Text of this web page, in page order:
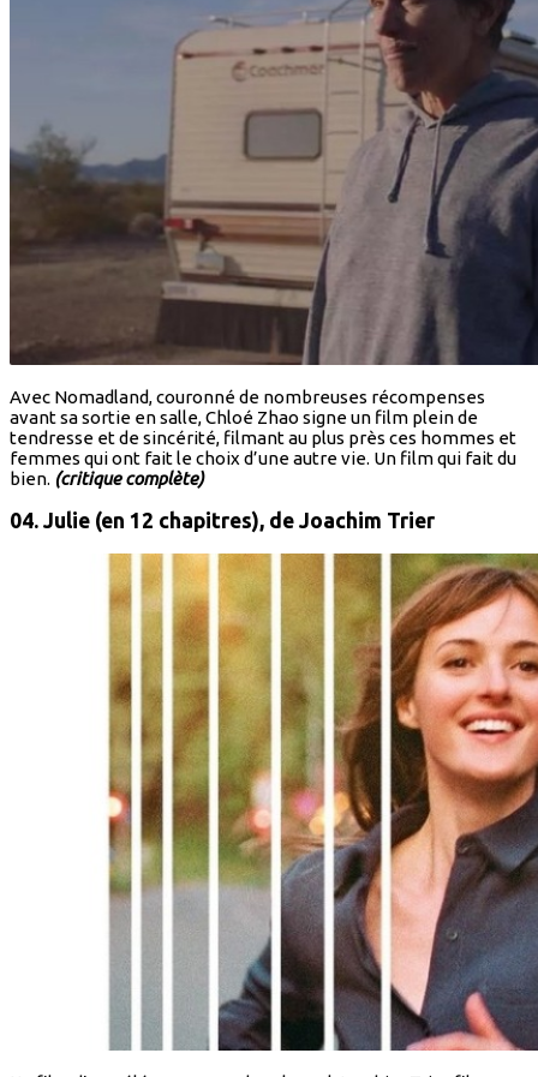
Avec Nomadland, couronné de nombreuses récompenses
avant sa sortie en salle, Chloé Zhao signe un film plein de
tendresse et de sincérité, filmant au plus près ces hommes et
femmes qui ont fait le choix d’une autre vie. Un film qui fait du
bien. (critique complète)
04. Julie (en 12 chapitres), de Joachim Trier